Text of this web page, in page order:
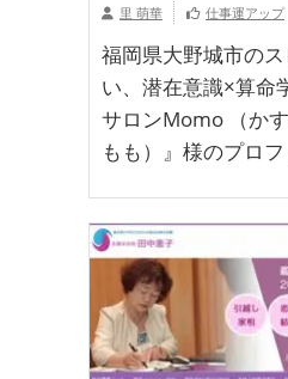
里 萌華 仕事運アップ
福岡県大野城市の
い、潜在意識×算命
サロンMomo （か
もも）』様のプロ